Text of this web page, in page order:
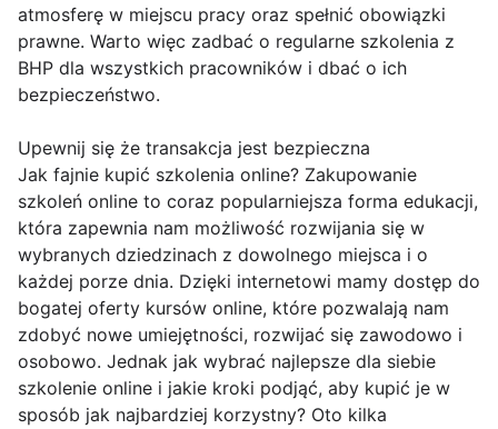
atmosferę w miejscu pracy oraz spełnić obowiązki
prawne. Warto więc zadbać o regularne szkolenia z
BHP dla wszystkich pracowników i dbać o ich
bezpieczeństwo.
Upewnij się że transakcja jest bezpieczna
Jak fajnie kupić szkolenia online? Zakupowanie
szkoleń online to coraz popularniejsza forma edukacji,
która zapewnia nam możliwość rozwijania się w
wybranych dziedzinach z dowolnego miejsca i o
każdej porze dnia. Dzięki internetowi mamy dostęp do
bogatej oferty kursów online, które pozwalają nam
zdobyć nowe umiejętności, rozwijać się zawodowo i
osobowo. Jednak jak wybrać najlepsze dla siebie
szkolenie online i jakie kroki podjąć, aby kupić je w
sposób jak najbardziej korzystny? Oto kilka